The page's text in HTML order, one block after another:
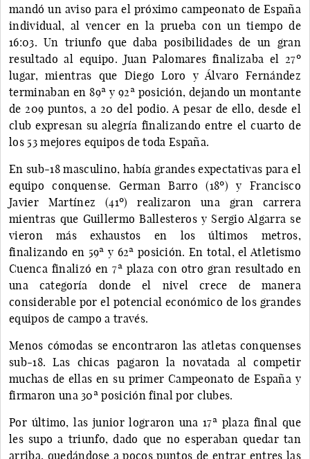
mandó un aviso para el próximo campeonato de España
individual, al vencer en la prueba con un tiempo de
16:03. Un triunfo que daba posibilidades de un gran
resultado al equipo. Juan Palomares finalizaba el 27º
lugar, mientras que Diego Loro y Álvaro Fernández
terminaban en 89ª y 92ª posición, dejando un montante
de 209 puntos, a 20 del podio. A pesar de ello, desde el
club expresan su alegría finalizando entre el cuarto de
los 53 mejores equipos de toda España.
En sub-18 masculino, había grandes expectativas para el
equipo conquense. German Barro (18º) y Francisco
Javier Martínez (41º) realizaron una gran carrera
mientras que Guillermo Ballesteros y Sergio Algarra se
vieron más exhaustos en los últimos metros,
finalizando en 59ª y 62ª posición. En total, el Atletismo
Cuenca finalizó en 7ª plaza con otro gran resultado en
una categoría donde el nivel crece de manera
considerable por el potencial económico de los grandes
equipos de campo a través.
Menos cómodas se encontraron las atletas conquenses
sub-18. Las chicas pagaron la novatada al competir
muchas de ellas en su primer Campeonato de España y
firmaron una 30ª posición final por clubes.
Por último, las junior lograron una 17ª plaza final que
les supo a triunfo, dado que no esperaban quedar tan
arriba, quedándose a pocos puntos de entrar entres las